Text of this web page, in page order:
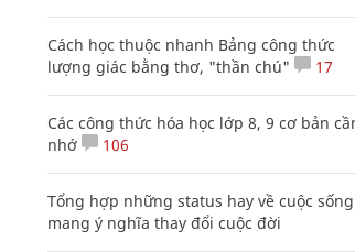
Cách học thuộc nhanh Bảng công thức
lượng giác bằng thơ, "thần chú"
17
Các công thức hóa học lớp 8, 9 cơ bản
nhớ
106
Tổng hợp những status hay về cuộc sống
mang ý nghĩa thay đổi cuộc đời